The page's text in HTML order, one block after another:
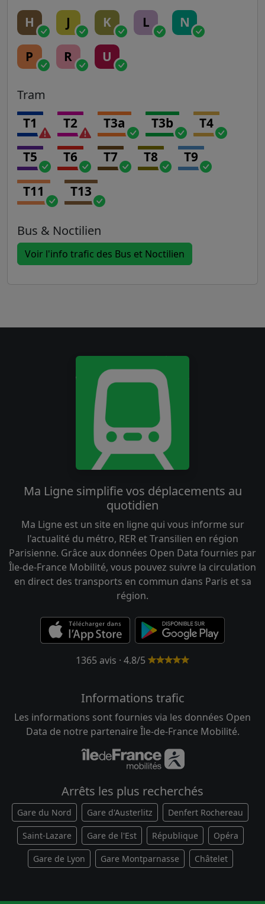
H J K L N
P R U
Tram
T1 T2 T3a T3b T4
T5 T6 T7 T8 T9
T11 T13
Bus & Noctilien
Voir l'info trafic des Bus et Noctilien
Ma Ligne simplifie vos déplacements au
quotidien
Ma Ligne est un site en ligne qui vous informe sur
l'actualité du métro, RER et Transilien en région
Parisienne. Grâce aux données Open Data fournies par
Île-de-France Mobilité, vous pouvez suivre la circulation
en direct des transports en commun dans Paris et sa
région.
1365 avis · 4.8/5
Informations trafic
Les informations sont fournies via les données Open
Data de notre partenaire Île-de-France Mobilité.
Arrêts les plus recherchés
Gare du Nord Gare d'Austerlitz Denfert Rochereau
Saint-Lazare Gare de l'Est République Opéra
Gare de Lyon Gare Montparnasse Châtelet